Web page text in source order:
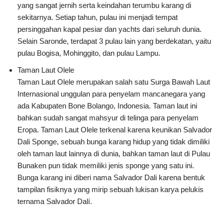
yang sangat jernih serta keindahan terumbu karang di
sekitarnya. Setiap tahun, pulau ini menjadi tempat
persinggahan kapal pesiar dan yachts dari seluruh dunia.
Selain Saronde, terdapat 3 pulau lain yang berdekatan, yaitu
pulau Bogisa, Mohinggito, dan pulau Lampu.
Taman Laut Olele
Taman Laut Olele merupakan salah satu Surga Bawah Laut
Internasional unggulan para penyelam mancanegara yang
ada Kabupaten Bone Bolango, Indonesia. Taman laut ini
bahkan sudah sangat mahsyur di telinga para penyelam
Eropa. Taman Laut Olele terkenal karena keunikan Salvador
Dali Sponge, sebuah bunga karang hidup yang tidak dimiliki
oleh taman laut lainnya di dunia, bahkan taman laut di Pulau
Bunaken pun tidak memiliki jenis sponge yang satu ini.
Bunga karang ini diberi nama Salvador Dali karena bentuk
tampilan fisiknya yang mirip sebuah lukisan karya pelukis
ternama Salvador Dalí.